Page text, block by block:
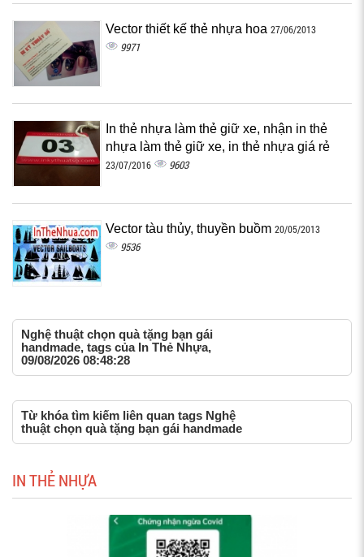
Vector thiết kế thẻ nhựa hoa 27/06/2013
9971
In thẻ nhựa làm thẻ giữ xe, nhận in thẻ
nhựa làm thẻ giữ xe, in thẻ nhựa giá rẻ
23/07/2016 9603
Vector tàu thủy, thuyền buồm 20/05/2013
9536
Nghệ thuật chọn quà tặng bạn gái
handmade, tags của In Thẻ Nhựa,
09/08/2026 08:48:28
Từ khóa tìm kiếm liên quan tags Nghệ
thuật chọn quà tặng bạn gái handmade
IN THẺ NHỰA